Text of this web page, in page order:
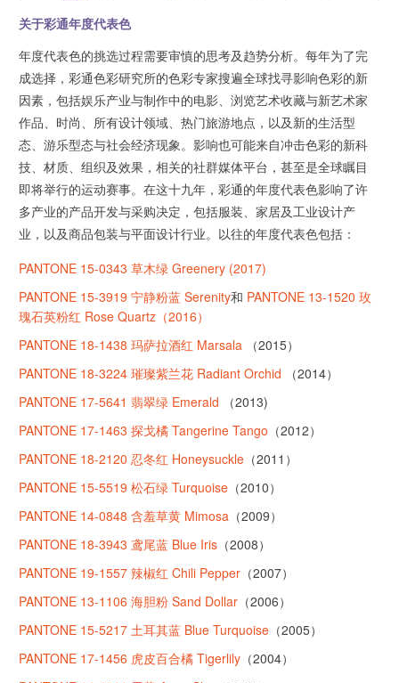
关于彩通年度代表色
年度代表色的挑选过程需要审慎的思考及趋势分析。每年为了完
成选择，彩通色彩研究所的色彩专家搜遍全球找寻影响色彩的新
因素，包括娱乐产业与制作中的电影、浏览艺术收藏与新艺术家
作品、时尚、所有设计领域、热门旅游地点，以及新的生活型
态、游乐型态与社会经济现象。影响也可能来自冲击色彩的新科
技、材质、组织及效果，相关的社群媒体平台，甚至是全球瞩目
即将举行的运动赛事。在这十九年，彩通的年度代表色影响了许
多产业的产品开发与采购决定，包括服装、家居及工业设计产
业，以及商品包装与平面设计行业。以往的年度代表色包括：
PANTONE 15-0343 草木绿 Greenery (2017)
PANTONE 15-3919 宁静粉蓝 Serenity和 PANTONE 13-1520 玫
瑰石英粉红 Rose Quartz（2016）
PANTONE 18-1438 玛萨拉酒红 Marsala （2015）
PANTONE 18-3224 璀璨紫兰花 Radiant Orchid （2014）
PANTONE 17-5641 翡翠绿 Emerald （2013)
PANTONE 17-1463 探戈橘 Tangerine Tango （2012）
PANTONE 18-2120 忍冬红 Honeysuckle （2011）
PANTONE 15-5519 松石绿 Turquoise （2010）
PANTONE 14-0848 含羞草黄 Mimosa （2009）
PANTONE 18-3943 鸢尾蓝 Blue Iris （2008）
PANTONE 19-1557 辣椒红 Chili Pepper （2007）
PANTONE 13-1106 海胆粉 Sand Dollar （2006）
PANTONE 15-5217 土耳其蓝 Blue Turquoise （2005）
PANTONE 17-1456 虎皮百合橘 Tigerlily （2004）